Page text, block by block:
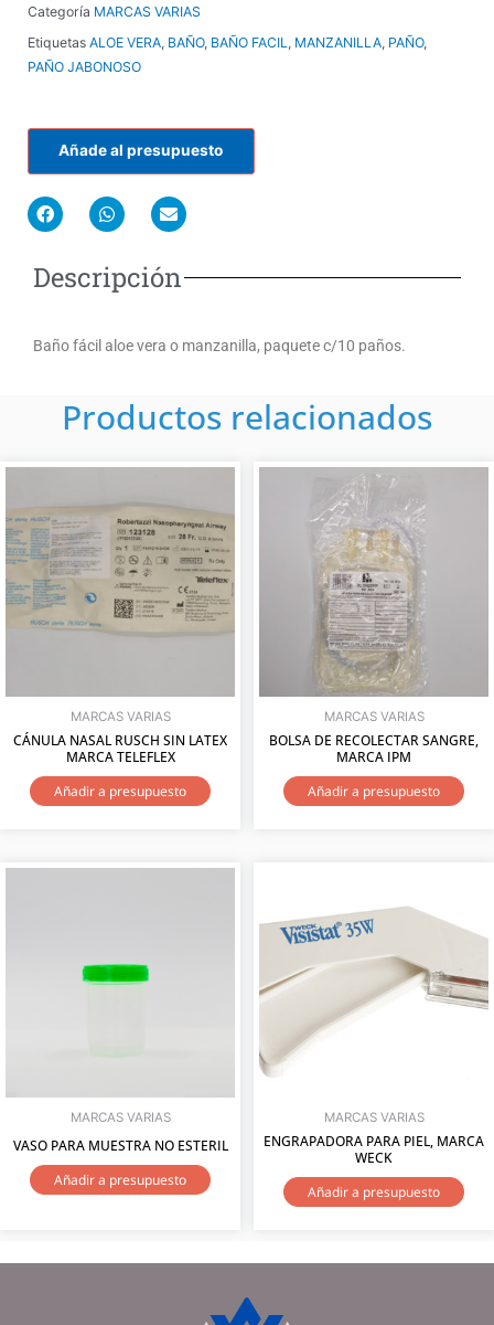
Categoría MARCAS VARIAS
Etiquetas ALOE VERA, BAÑO, BAÑO FACIL, MANZANILLA, PAÑO,
PAÑO JABONOSO
Añade al presupuesto
F
a
b
o
W
h
s
a
E
n
l
o
Descripción
Baño fácil aloe vera o manzanilla, paquete c/10 paños.
Productos relacionados
MARCAS VARIAS
CÁNULA NASAL RUSCH SIN LATEX
MARCA TELEFLEX
Añadir a presupuesto
MARCAS VARIAS
BOLSA DE RECOLECTAR SANGRE,
MARCA IPM
Añadir a presupuesto
MARCAS VARIAS
VASO PARA MUESTRA NO ESTERIL
Añadir a presupuesto
MARCAS VARIAS
ENGRAPADORA PARA PIEL, MARCA
WECK
Añadir a presupuesto